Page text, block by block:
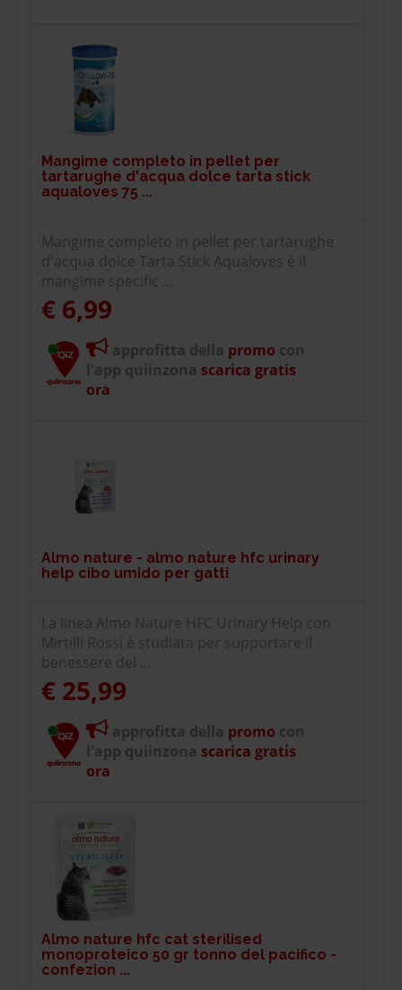
Mangime completo in pellet per
tartarughe d'acqua dolce tarta stick
aqualoves 75 ...
Mangime completo in pellet per tartarughe
d'acqua dolce Tarta Stick Aqualoves è il
mangime specific ...
€ 6,99
approfitta della promo con
l'app quiinzona scarica gratis
ora
Almo nature - almo nature hfc urinary
help cibo umido per gatti
La linea Almo Nature HFC Urinary Help con
Mirtilli Rossi è studiata per supportare il
benessere del ...
€ 25,99
approfitta della promo con
l'app quiinzona scarica gratis
ora
Almo nature hfc cat sterilised
monoproteico 50 gr tonno del pacifico -
confezion ...